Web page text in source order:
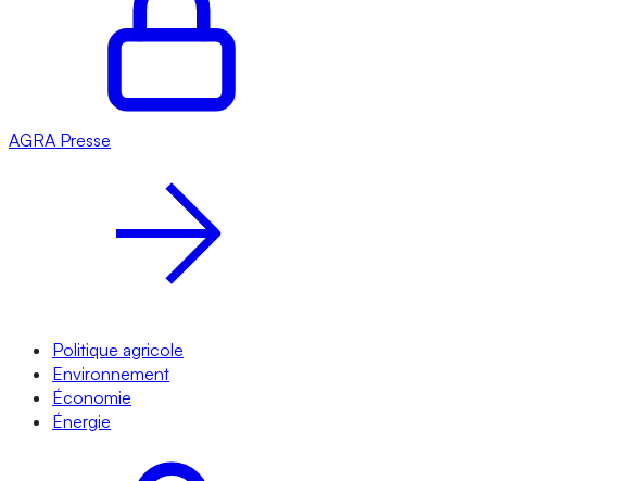
AGRA Presse
Politique agricole
Environnement
Économie
Énergie